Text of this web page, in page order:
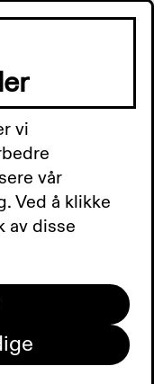
mai
TT-
Bli
syn-
Flere
nivået
vi
vår
Ved å klikke
av disse